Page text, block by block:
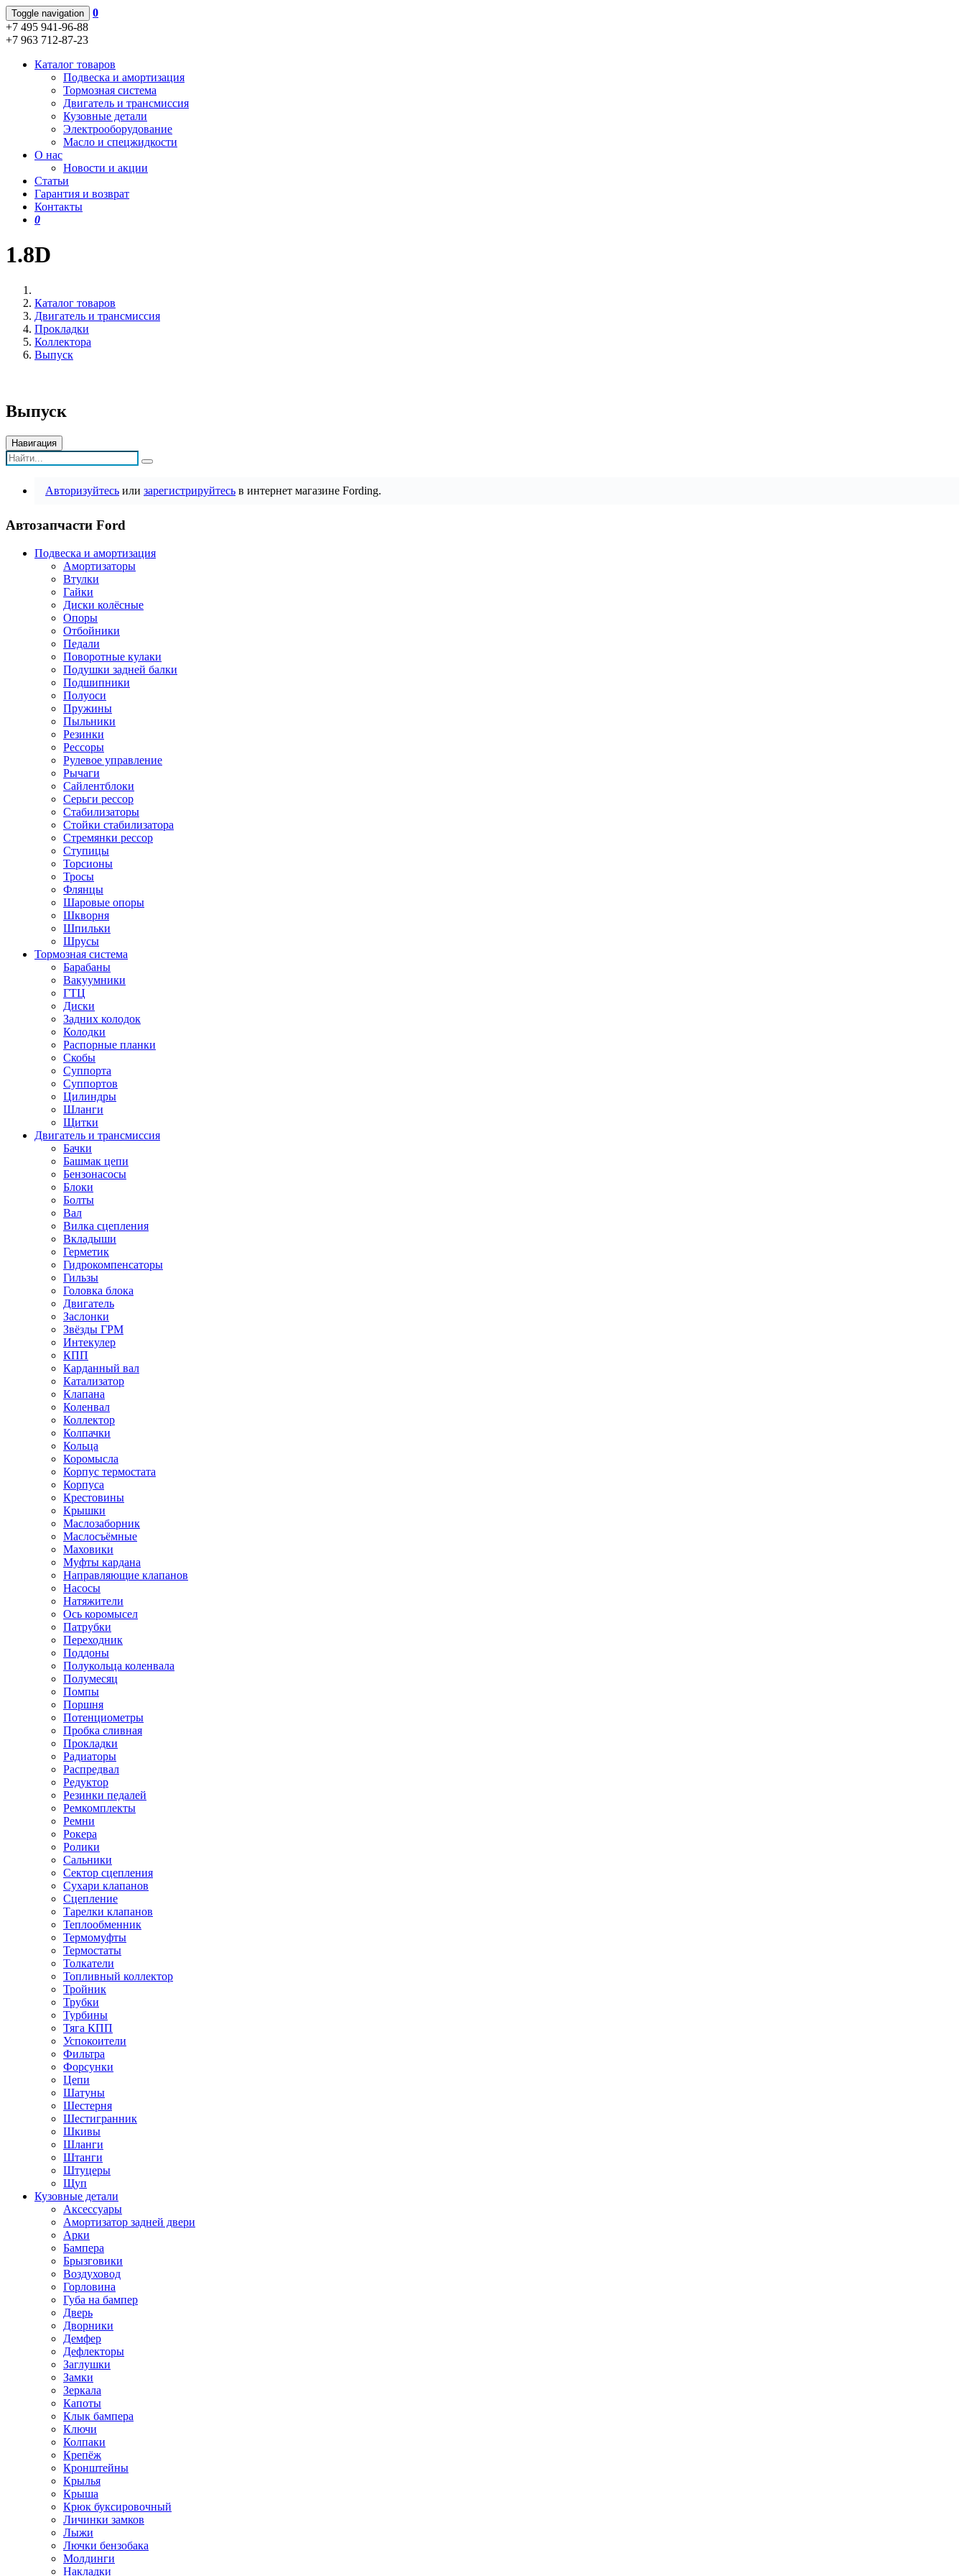
Toggle navigation
0
+7 495 941-96-88
+7 963 712-87-23
Каталог товаров
Подвеска и амортизация
Тормозная система
Двигатель и трансмиссия
Кузовные детали
Электрооборудование
Масло и спецжидкости
О нас
Новости и акции
Статьи
Гарантия и возврат
Контакты
0
1.8D
Каталог товаров
Двигатель и трансмиссия
Прокладки
Коллектора
Выпуск
Выпуск
Навигация
Авторизуйтесь или зарегистрируйтесь в интернет магазине Fording.
Автозапчасти Ford
Подвеска и амортизация
Амортизаторы
Втулки
Гайки
Диски колёсные
Опоры
Отбойники
Педали
Поворотные кулаки
Подушки задней балки
Подшипники
Полуоси
Пружины
Пыльники
Резинки
Рессоры
Рулевое управление
Рычаги
Сайлентблоки
Серьги рессор
Стабилизаторы
Стойки стабилизатора
Стремянки рессор
Ступицы
Торсионы
Тросы
Флянцы
Шаровые опоры
Шкворня
Шпильки
Шрусы
Тормозная система
Барабаны
Вакуумники
ГТЦ
Диски
Задних колодок
Колодки
Распорные планки
Скобы
Суппорта
Суппортов
Цилиндры
Шланги
Щитки
Двигатель и трансмиссия
Бачки
Башмак цепи
Бензонасосы
Блоки
Болты
Вал
Вилка сцепления
Вкладыши
Герметик
Гидрокомпенсаторы
Гильзы
Головка блока
Двигатель
Заслонки
Звёзды ГРМ
Интекулер
КПП
Карданный вал
Катализатор
Клапана
Коленвал
Коллектор
Колпачки
Кольца
Коромысла
Корпус термостата
Корпуса
Крестовины
Крышки
Маслозаборник
Маслосъёмные
Маховики
Муфты кардана
Направляющие клапанов
Насосы
Натяжители
Ось коромысел
Патрубки
Переходник
Поддоны
Полукольца коленвала
Полумесяц
Помпы
Поршня
Потенциометры
Пробка сливная
Прокладки
Радиаторы
Распредвал
Редуктор
Резинки педалей
Ремкомплекты
Ремни
Рокера
Ролики
Сальники
Сектор сцепления
Сухари клапанов
Сцепление
Тарелки клапанов
Теплообменник
Термомуфты
Термостаты
Толкатели
Топливный коллектор
Тройник
Трубки
Турбины
Тяга КПП
Успокоители
Фильтра
Форсунки
Цепи
Шатуны
Шестерня
Шестигранник
Шкивы
Шланги
Штанги
Штуцеры
Щуп
Кузовные детали
Аксессуары
Амортизатор задней двери
Арки
Бампера
Брызговики
Воздуховод
Горловина
Губа на бампер
Дверь
Дворники
Демфер
Дефлекторы
Заглушки
Замки
Зеркала
Капоты
Клык бампера
Ключи
Колпаки
Крепёж
Кронштейны
Крылья
Крыша
Крюк буксировочный
Личинки замков
Лыжи
Лючки бензобака
Молдинги
Накладки